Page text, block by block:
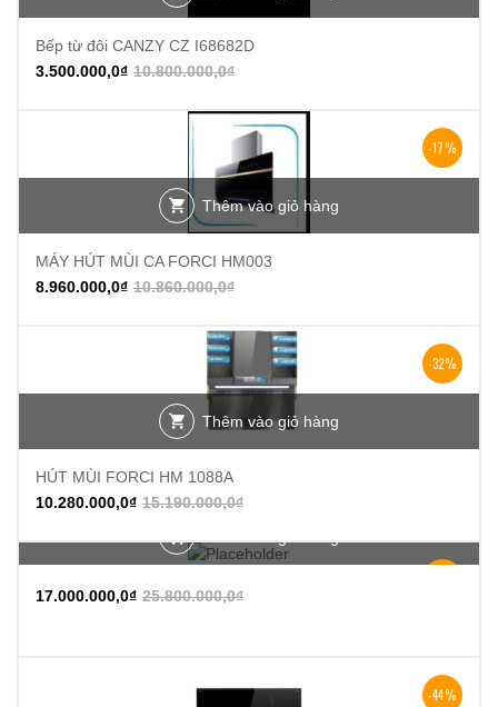
Bếp từ đôi CANZY CZ I68682D
10.800.000,0₫
3.500.000,0₫
-17%
Thêm vào giỏ hàng
MÁY HÚT MÙI CA FORCI HM003
10.860.000,0₫
8.960.000,0₫
-32%
Thêm vào giỏ hàng
HÚT MÙI FORCI HM 1088A
15.190.000,0₫
10.280.000,0₫
25.800.000,0₫
17.000.000,0₫
-44%